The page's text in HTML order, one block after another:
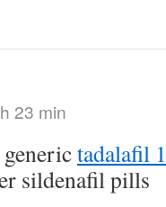
23 min
tadalafil
sildenafil pills